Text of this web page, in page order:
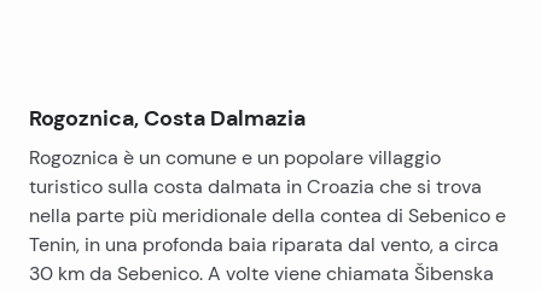
Rogoznica, Costa Dalmazia
Rogoznica è un comune e un popolare villaggio
turistico sulla costa dalmata in Croazia che si trova
nella parte più meridionale della contea di Sebenico e
Tenin, in una profonda baia riparata dal vento, a circa
30 km da Sebenico. A volte viene chiamata Šibenska